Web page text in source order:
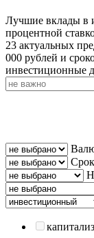
Лучшие вклады в
процентной
23 актуальных
000 рублей и
инвестиционные
Срок